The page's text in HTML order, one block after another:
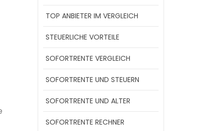
TOP ANBIETER IM VERGLEICH
STEUERLICHE VORTEILE
SOFORTRENTE VERGLEICH
SOFORTRENTE UND STEUERN
SOFORTRENTE UND ALTER
SOFORTRENTE RECHNER